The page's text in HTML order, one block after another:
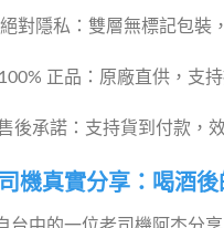
對隱私：雙層無標記包裝
正品：原廠直供，支
後承諾：支持貨到付款，
機真實分享：喝酒後